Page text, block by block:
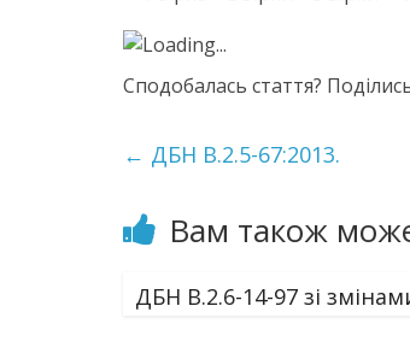
Loading...
Сподобалась стаття?
← ДБН В.2.5-67:2013.
Вам також
ДБН В.2.6-14-97 зі